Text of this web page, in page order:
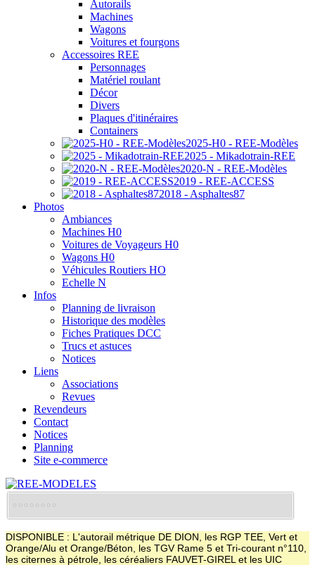
Autorails
Machines
Wagons
Voitures et fourgons
Accessoires REE
Personnages
Matériel roulant
Décor
Divers
Plaques d'itinéraires
Containers
2025-H0 - REE-Modèles
2025 - Mikadotrain-REE
2020-N - REE-Modèles
2019 - REE-ACCESS
2018 - Asphaltes87
Photos
Ambiances
Machines H0
Voitures de Voyageurs H0
Wagons H0
Véhicules Routiers HO
Echelle N
Infos
Planning de livraison
Historique des modèles
Fiches Pratiques DCC
Trucs et astuces
Notices
Liens
Associations
Revues
Revendeurs
Contact
Notices
Planning
Site e-commerce
DISPONIBLE : L'autorail métrique DE DION, les RGP TEE, Vert et
Orange/Alu et Orange/Béton, les TGV Rame 5 et Tri-courant n°110,
les citernes à pétrole, les céréaliers FAUVET-GIREL et les UIC